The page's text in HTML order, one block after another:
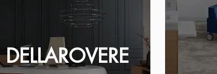
DELLAROVERE